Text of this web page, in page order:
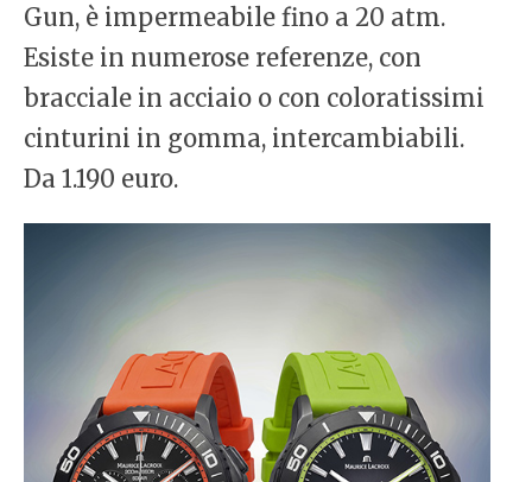
Gun, è impermeabile fino a 20 atm.
Esiste in numerose referenze, con
bracciale in acciaio o con coloratissimi
cinturini in gomma, intercambiabili.
Da 1.190 euro.